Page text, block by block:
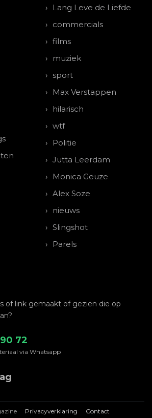
Lang Leve de Liefde
commercials
films
muziek
sport
Max Verstappen
hilarisch
wtf
Politie
Jutta Leerdam
Monica Geuze
Alex Soze
nieuws
Slingshot
Parels
of link gemaakt of gezien die op
72
via Whatsapp
Privacyverklaring
Contact